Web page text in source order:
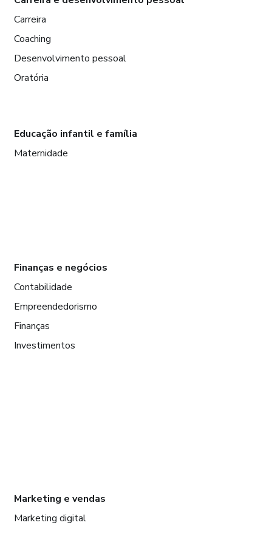
Carreira
Coaching
Desenvolvimento pessoal
Oratória
Educação infantil e família
Maternidade
Finanças e negócios
Contabilidade
Empreendedorismo
Finanças
Investimentos
Marketing e vendas
Marketing digital